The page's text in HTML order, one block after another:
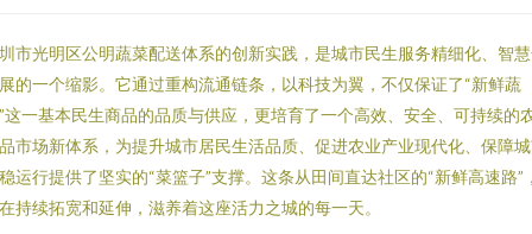
市光明区公明蔬菜配送体系的创新实践，是城市民生服务精细化、智
的一个缩影。它通过重构流通链条，以科技为翼，不仅保证了“新鲜蔬
这一基本民生商品的品质与供应，更培育了一个高效、安全、可持续的
市场新体系，为提升城市居民生活品质、促进农业产业现代化、保障
运行提供了坚实的“菜篮子”支撑。这条从田间直达社区的“新鲜高速路”
持续拓宽和延伸，滋养着这座活力之城的每一天。